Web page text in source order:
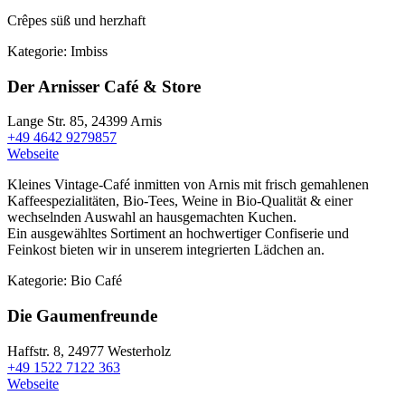
Crêpes süß und herzhaft
Kategorie: Imbiss
Der Arnisser Café & Store
Lange Str. 85, 24399 Arnis
+49 4642 9279857
Webseite
Kleines Vintage-Café inmitten von Arnis mit frisch gemahlenen
Kaffeespezialitäten, Bio-Tees, Weine in Bio-Qualität & einer
wechselnden Auswahl an hausgemachten Kuchen.
Ein ausgewähltes Sortiment an hochwertiger Confiserie und
Feinkost bieten wir in unserem integrierten Lädchen an.
Kategorie: Bio Café
Die Gaumenfreunde
Haffstr. 8, 24977 Westerholz
+49 1522 7122 363
Webseite